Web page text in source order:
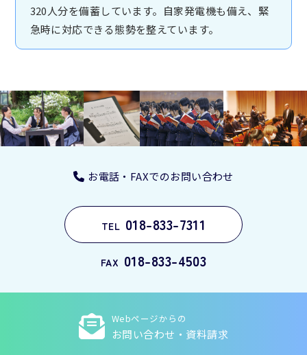
320人分を備蓄しています。自家発電機も備え、緊
急時に対応できる態勢を整えています。
お電話・FAXでのお問い合わせ
TEL 018-833-7311
FAX 018-833-4503
Webページからの
お問い合わせ・資料請求